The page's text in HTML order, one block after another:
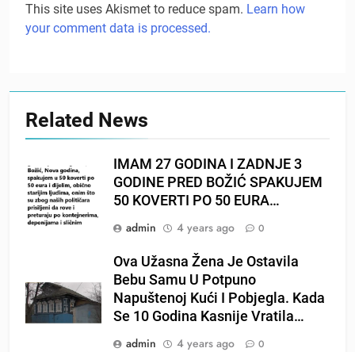
This site uses Akismet to reduce spam. Learn how
your comment data is processed.
Related News
IMAM 27 GODINA I ZADNJE 3
GODINE PRED BOŽIĆ SPAKUJEM
50 KOVERTI PO 50 EURA…
admin
4 years ago 0
Ova Užasna Žena Je Ostavila
Bebu Samu U Potpuno
Napuštenoj Kući I Pobjegla. Kada
Se 10 Godina Kasnije Vratila…
admin
4 years ago 0